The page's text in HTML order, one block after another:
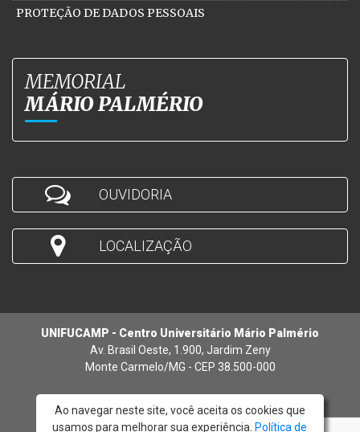
PROTEÇÃO DE DADOS PESSOAIS
MEMORIAL
MÁRIO PALMÉRIO
OUVIDORIA
LOCALIZAÇÃO
UNIFUCAMP - Centro Universitário Mário Palmério
Av. Brasil Oeste, 1.900, Jardim Zeny
Monte Carmelo/MG - CEP 38.500-000
Ao navegar neste site, você aceita os cookies que
usamos para melhorar sua experiência. Política de